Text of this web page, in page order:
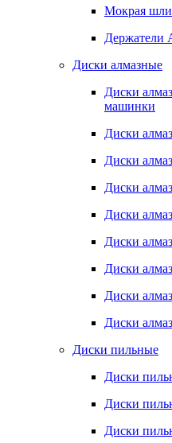
Мокрая
Диски алмазные
Диски
машинки
Диски
Диски
Диски
Диски
Диски
Диски
Диски
Диски
Диски пильные
Диски
Диски
Диски